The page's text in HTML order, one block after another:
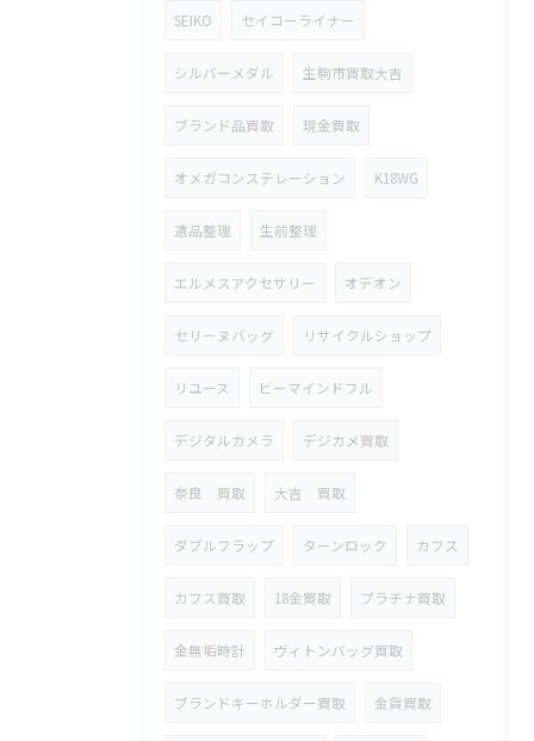
SEIKO セイコーライナー
シルバーメダル 生駒市買取大吉
ブランド品買取 現金買取
オメガコンステレーション K18WG
遺品整理 生前整理
エルメスアクセサリー オデオン
セリーヌバッグ リサイクルショップ
リユース ビーマインドフル
デジタルカメラ デジカメ買取
奈良 買取 大吉 買取
ダブルフラップ ターンロック カフス
カフス買取 18金買取 プラチナ買取
金無垢時計 ヴィトンバッグ買取
ブランドキーホルダー買取 金貨買取